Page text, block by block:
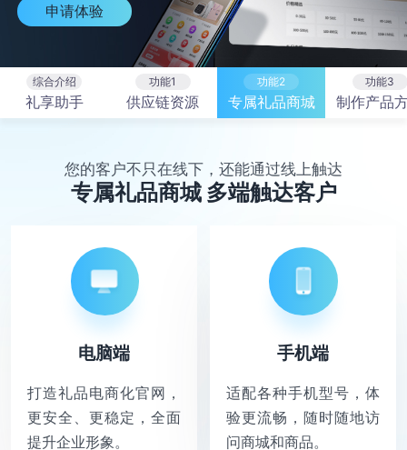
申请体验
综合介绍
礼享助手
功能1
供应链资源
功能2
专属礼品商城
功能3
制作产品
您的客户不只在线下，还能通过线上触达
专属礼品商城 多端触达客户
电脑端
打造礼品电商化官网，
更安全、更稳定，全面
提升企业形象。
手机端
适配各种手机型号，体
验更流畅，随时随地访
问商城和商品。